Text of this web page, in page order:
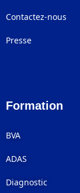
Contactez-nous
Presse
Formation
BVA
ADAS
Diagnostic